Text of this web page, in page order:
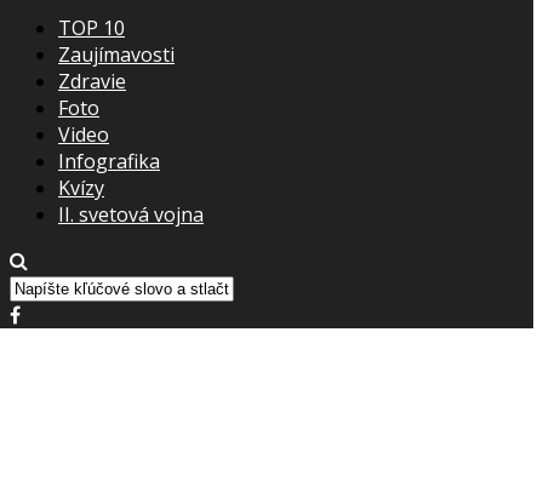
TOP 10
Zaujímavosti
Zdravie
Foto
Video
Infografika
Kvízy
II. svetová vojna